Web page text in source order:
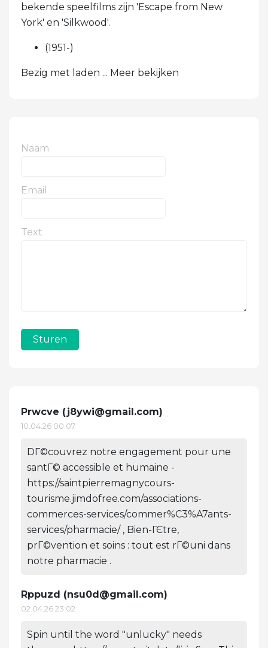
bekende speelfilms zijn 'Escape from New
York' en 'Silkwood'.
(1951-)
Bezig met laden ... Meer bekijken
Naam
Email
Text
Sturen
Prwcve (j8ywi@gmail.com)
10.04.26 00:07
DГ©couvrez notre engagement pour une
santГ© accessible et humaine -
https://saintpierremagnycours-
tourisme.jimdofree.com/associations-
commerces-services/commer%C3%A7ants-
services/pharmacie/ , Bien-ГЄtre,
prГ©vention et soins : tout est rГ©uni dans
notre pharmacie .
Rppuzd (nsu0d@gmail.com)
02.04.26 23:02
Spin until the word "unlucky" needs